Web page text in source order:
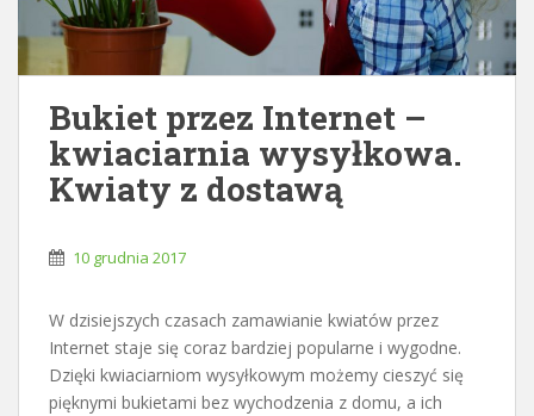
Bukiet przez Internet –
kwiaciarnia wysyłkowa.
Kwiaty z dostawą
10 grudnia 2017
W dzisiejszych czasach zamawianie kwiatów przez
Internet staje się coraz bardziej popularne i wygodne.
Dzięki kwiaciarniom wysyłkowym możemy cieszyć się
pięknymi bukietami bez wychodzenia z domu, a ich